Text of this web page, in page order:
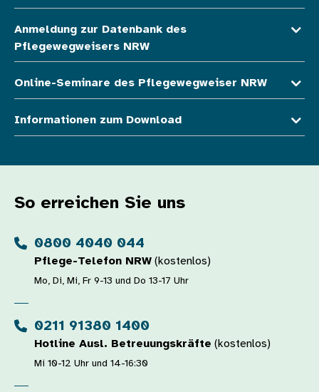
Anmeldung zur Datenbank des
Pflegewegweisers NRW
Online-Seminare des Pflegewegweiser NRW
Informationen zum Download
So erreichen Sie uns
0800 4040 044
Pflege-Telefon NRW (kostenlos)
Mo, Di, Mi, Fr 9-13 und Do 13-17 Uhr
0211 91380 1400
Hotline Ausl. Betreuungskräfte (kostenlos)
Mi 10-12 Uhr und 14-16:30